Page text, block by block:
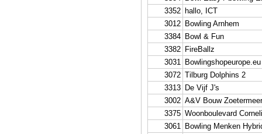
3352 hallo, ICT
3012 Bowling Arnhem
3384 Bowl & Fun
3382 FireBallz
3031
3072 Tilburg Dolphins 2
3313 De Vijf J's
3002 A&V Bouw Zoetermeer
3375 Woonboulevard
3061 Bowling Menken